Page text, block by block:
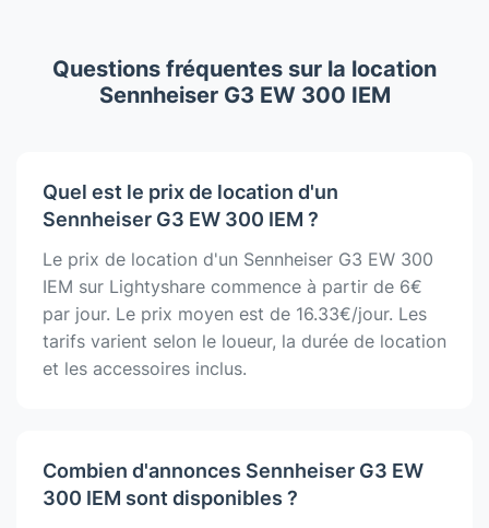
Questions fréquentes sur la location
Sennheiser G3 EW 300 IEM
Quel est le prix de location d'un
Sennheiser G3 EW 300 IEM ?
Le prix de location d'un Sennheiser G3 EW 300
IEM sur Lightyshare commence à partir de 6€
par jour. Le prix moyen est de 16.33€/jour. Les
tarifs varient selon le loueur, la durée de location
et les accessoires inclus.
Combien d'annonces Sennheiser G3 EW
300 IEM sont disponibles ?